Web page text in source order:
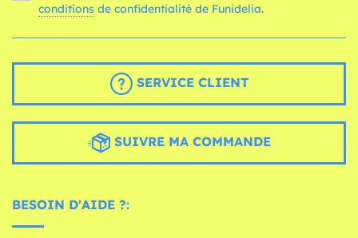
conditions de confidentialité de Funidelia.
SERVICE CLIENT
SUIVRE MA COMMANDE
BESOIN D'AIDE ?: